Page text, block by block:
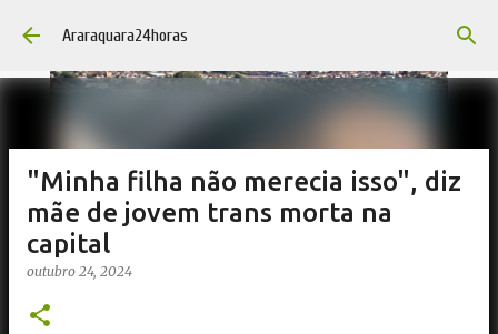
Pular para o conteúdo principal
Araraquara24horas
"Minha filha não merecia isso", diz
mãe de jovem trans morta na
capital
outubro 24, 2024